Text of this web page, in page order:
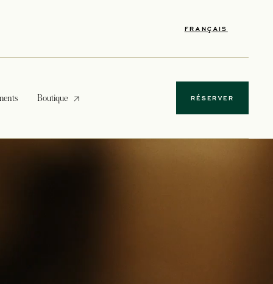
FRANÇAIS
Boutiques’ouvre dans un nouvel onglet RÉSERVER